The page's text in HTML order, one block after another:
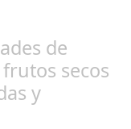
de
secos
y